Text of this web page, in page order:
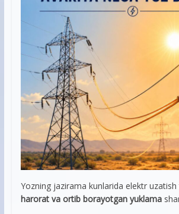
Yozning jazirama kunlarida elektr
harorat va ortib borayotgan yuklama